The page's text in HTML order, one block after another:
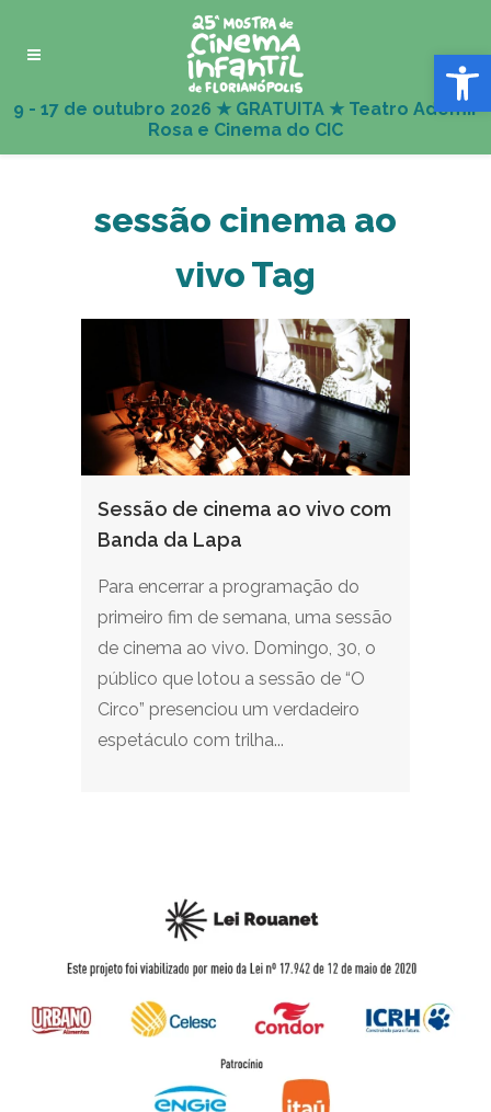
Abrir
sessão cinema ao
vivo Tag
Sessão de cinema ao vivo com
Banda da Lapa
Para encerrar a programação do
primeiro fim de semana, uma sessão
de cinema ao vivo. Domingo, 30, o
público que lotou a sessão de “O
Circo” presenciou um verdadeiro
espetáculo com trilha...